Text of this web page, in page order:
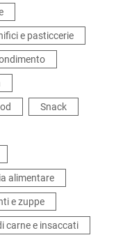
e pasticcerie
Snack
alimentare
e zuppe
carne e insaccati